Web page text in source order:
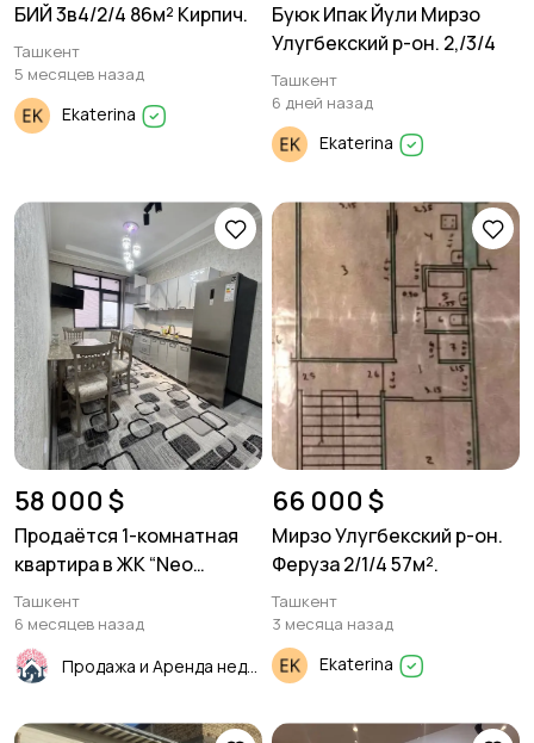
БИЙ 3в4/2/4 86м² Кирпич.
Ташкент
5 месяцев назад
Ekaterina
Буюк Ипак Йули Мирзо
Улугбекский р-он. 2,/3/4
Ташкент
6 дней назад
Ekaterina
58 000 $
Продаётся 1-комнатная
квартира в ЖК “Neo
House”Узбум Ориентир:
метро Дустлик1/8/10. 42 м²
Ташкент
6 месяцев назад
66 000 $
Мирзо Улугбекский р-он.
Феруза 2/1/4 57м².
Ташкент
3 месяца назад
Ekaterina